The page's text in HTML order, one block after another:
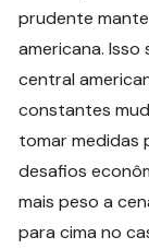
prudente
americana.
central
constantes
tomar medidas
desafios
mais peso a
para cima no